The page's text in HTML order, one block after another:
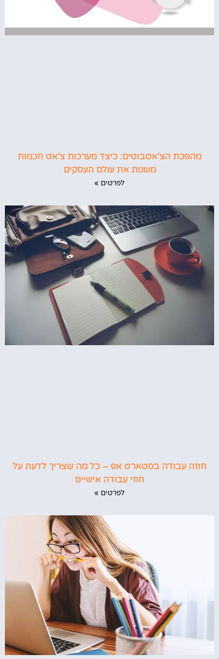
מהפכת הצ'אטבוטים: כיצד מערכות צ'אט חכמות
משנות את עולם העסקים
לפרטים »
חוזה עבודה בסטארט אפ – כל מה שצריך לדעת על
חוזי עבודה אישיים
לפרטים »